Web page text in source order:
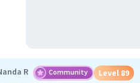
R Community Level 89